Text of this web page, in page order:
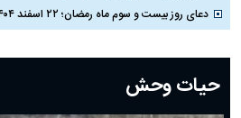
دعای روز بیست و سوم ماه رمضان؛ ۲۲ اسفند ۱۴۰۴
دعای روز بیستم ماه رمضان؛ ۱۹ اسفند ۱۴۰۴
دعای روز هشتم ماه مبارک رمضان؛ ۷ اسفند ماه ۱۴۰۴
دعای روز هفتم ماه رمضان؛ ۶ اسفند ۱۴۰۴
حیات وحش